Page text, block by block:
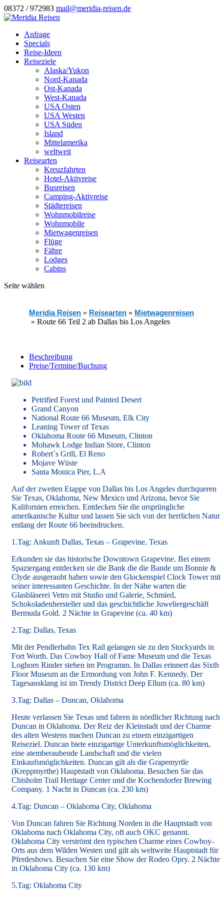
08372 / 972983 mail@meridia-reisen.de
Anfrage
Specials
Reise-Ideen
Reiseziele
Alaska/Yukon
Nord-Kanada
Ost-Kanada
West-Kanada
USA Osten
USA Westen
USA Süden
Island
Mittelamerika
weltweit
Reisearten
Kreuzfahrten
Hotel-Aktivreise
Busreisen
Camping-Aktivreise
Städtereisen
Wohnmobilreise
Wohnmobile
Mietwagenreisen
Flüge
Fähre
Lodges
Cabins
Seite wählen
Meridia Reisen » Reisearten » Mietwagenreisen
» Route 66 Teil 2 ab Dallas bis Los Angeles
Beschreibung
Preise/Termine/Buchung
Petrified Forest und Painted Desert
Grand Canyon
National Route 66 Museum, Elk City
Leaning Tower of Texas
Oklahoma Route 66 Museum, Clinton
Mohawk Lodge Indian Store, Clinton
Robert´s Grill, El Reno
Mojave Wüste
Santa Monica Pier, L.A
Auf der zweiten Etappe von Dallas bis Los Angeles durchqueren
Sie Texas, Oklahoma, New Mexico und Arizona, bevor Sie
Kalifornien erreichen. Entdecken Sie die ursprüngliche
amerikanische Kultur und lassen Sie sich von der herrlichen Natur
entlang der Route 66 beeindrucken.
1.Tag: Ankunft Dallas, Texas – Grapevine, Texas
Erkunden sie das historische Downtown Grapevine. Bei einem
Spaziergang entdecken sie die Bank die die Bande um Bonnie &
Clyde ausgeraubt haben sowie den Glockenspiel Clock Tower mit
seiner interessanten Geschichte. In der Nähe warten die
Glasbläserei Vetro mit Studio und Galerie, Schmied,
Schokoladenhersteller und das geschichtliche Juweliergeschäft
Bermuda Gold. 2 Nächte in Grapevine (ca. 40 km)
2.Tag: Dallas, Texas
Mit der Pendlerbahn Tex Rail gelangen sie zu den Stockyards in
Fort Worth. Das Cowboy Hall of Fame Museum und die Texas
Loghorn Rinder stehen im Programm. In Dallas erinnert das Sixth
Floor Museum an die Ermordung von John F. Kennedy. Der
Tagesausklang ist im Trendy District Deep Ellum (ca. 80 km)
3.Tag: Dallas – Duncan, Oklahoma
Heute verlassen Sie Texas und fahren in nördlicher Richtung nach
Duncan in Oklahoma. Der Reiz der Kleinstadt und der Charme
des alten Westens machen Duncan zu einem einzigartigen
Reiseziel. Duncan biete einzigartige Unterkunftsmöglichkeiten,
eine atemberaubende Landschaft und die vielen
Einkaufsmöglichkeiten. Duncan gilt als die Grapemyrtle
(Kreppmyrthe) Hauptstadt von Oklahoma. Besuchen Sie das
Chisholm Trail Heritage Center und die Kochendorfer Brewing
Company. 1 Nacht in Duncan (ca. 230 km)
4.Tag: Duncan – Oklahoma City, Oklahoma
Von Duncan fahren Sie Richtung Norden in die Hauptstadt von
Oklahoma nach Oklahoma City, oft auch OKC genannt.
Oklahoma City verströmt den typischen Charme eines Cowboy-
Orts aus dem Wilden Westen und gilt als weltweite Hauptstadt für
Pferdeshows. Besuchen Sie eine Show der Rodeo Opry. 2 Nächte
in Oklahoma City (ca. 130 km)
5.Tag: Oklahoma City